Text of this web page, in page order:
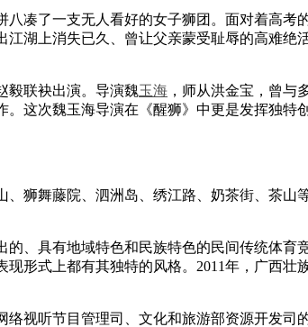
八凑了一支无人看好的女子狮团。面对着高考
江湖上消失已久、曾让父亲蒙受耻辱的高难
联袂出演。导演魏玉海 ，师从洪金宝，曾与
这次魏玉海导演在《醒狮》中更是发挥独特
舞藤院、泗洲岛、绣江路、奶茶街、茶山
具有地域特色和民族特色的民间传统体育
形式上都有其独特的风格。2011年，广西壮
听节目管理司、文化和旅游部资源开发司的